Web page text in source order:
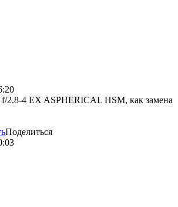
2.8-4 EX ASPHERICAL HSM, как замена
Поделиться